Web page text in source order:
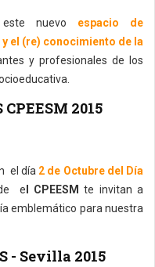
nuevo espacio de
el (re) conocimiento de la
y profesionales de los
2015
el día 2 de Octubre del Día
e l CPEESM te invitan a
emblemático para nuestra
- Sevilla 2015